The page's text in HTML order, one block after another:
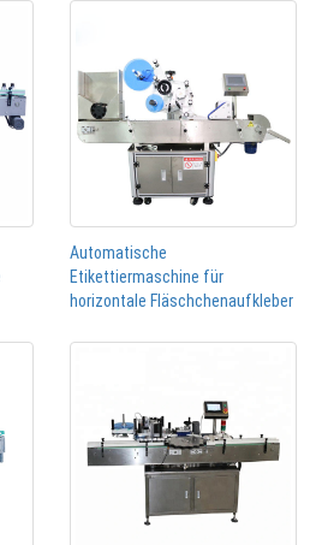
Automatische
Etikettiermaschine für
horizontale Fläschchenaufkleber